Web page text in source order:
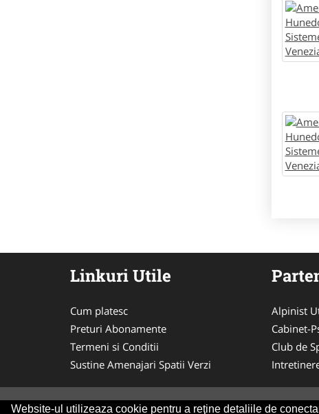
Website-ul utilizeaza cookie pentru a reţine detaliile de
Linkuri Utile
Cum platesc
Preturi Abonamente
Termeni si Conditii
Sustine Amenajari Spatii Verzi
Alpinist
Cabinet-
Club de